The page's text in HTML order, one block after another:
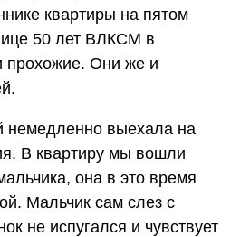
квартиры на пятом
50 лет ВЛКСМ в
прохожие. Они же и
немедленно выехала на
В квартиру мы вошли
она в это время
Мальчик сам слез с
не испугался и чувствует